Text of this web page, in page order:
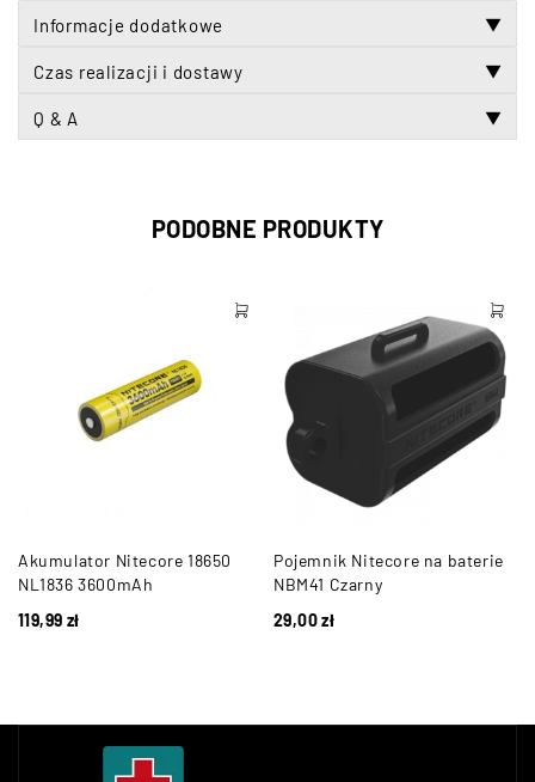
Informacje dodatkowe ▼
Czas realizacji i dostawy ▼
Q & A ▼
PODOBNE PRODUKTY
Akumulator Nitecore 18650
NL1836 3600mAh
119,99 zł
Pojemnik Nitecore na baterie
NBM41 Czarny
29,00zł